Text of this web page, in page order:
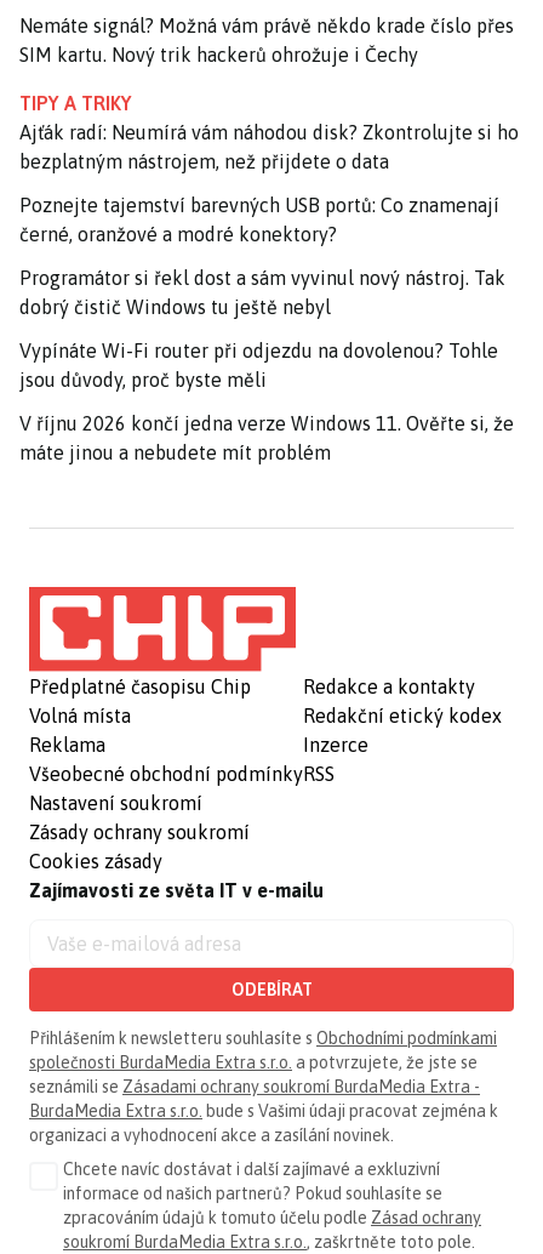
Nemáte signál? Možná vám právě někdo krade číslo přes
SIM kartu. Nový trik hackerů ohrožuje i Čechy
TIPY A TRIKY
Ajťák radí: Neumírá vám náhodou disk? Zkontrolujte si ho
bezplatným nástrojem, než přijdete o data
Poznejte tajemství barevných USB portů: Co znamenají
černé, oranžové a modré konektory?
Programátor si řekl dost a sám vyvinul nový nástroj. Tak
dobrý čistič Windows tu ještě nebyl
Vypínáte Wi-Fi router při odjezdu na dovolenou? Tohle
jsou důvody, proč byste měli
V říjnu 2026 končí jedna verze Windows 11. Ověřte si, že
máte jinou a nebudete mít problém
Předplatné časopisu Chip
Volná místa
Reklama
Všeobecné obchodní podmínky
Nastavení soukromí
Zásady ochrany soukromí
Cookies zásady
Redakce a kontakty
Redakční etický kodex
Inzerce
RSS
Zajímavosti ze světa IT v e-mailu
ODEBÍRAT
Přihlášením k newsletteru souhlasíte s Obchodními podmínkami
společnosti BurdaMedia Extra s.r.o. a potvrzujete, že jste se
seznámili se Zásadami ochrany soukromí BurdaMedia Extra -
BurdaMedia Extra s.r.o. bude s Vašimi údaji pracovat zejména k
organizaci a vyhodnocení akce a zasílání novinek.
Chcete navíc dostávat i další zajímavé a exkluzivní
informace od našich partnerů? Pokud souhlasíte se
zpracováním údajů k tomuto účelu podle Zásad ochrany
soukromí BurdaMedia Extra s.r.o., zaškrtněte toto pole.